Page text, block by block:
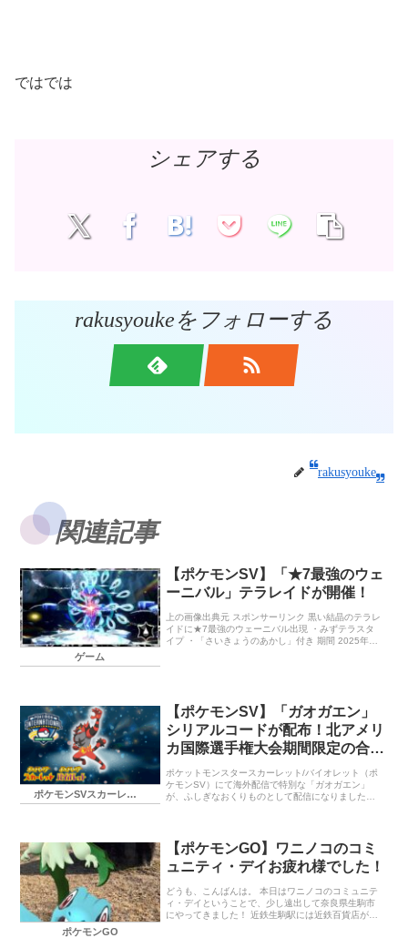
ではでは
シェアする
rakusyoukeをフォローする
rakusyouke
関連記事
ゲーム
【ポケモンSV】「★7最強のウェ
ーニバル」テラレイドが開催！
上の画像出典元 スポンサーリンク 黒い結晶のテラレ
イドに★7最強のウェーニバル出現 ・みずテラスタ
イプ ・「さいきょうのあかし」付き 期間 2025年3
ポケモンSVスカーレット・バイオレット
【ポケモンSV】「ガオガエン」
シリアルコードが配布！北アメリ
カ国際選手権大会期間限定の合言
葉
ポケットモンスタースカーレット/バイオレット（ポ
ケモンSV）にて海外配信で特別な「ガオガエン」
が、ふしぎなおくりものとして配信になりました合
ポケモンGO
【ポケモンGO】ワニノコのコミ
ュニティ・デイお疲れ様でした！
どうも、こんばんは。 本日はワニノコのコミュニテ
ィ・デイということで、少し遠出して奈良県生駒市
にやってきました！ 近鉄生駒駅には近鉄百貨店があ